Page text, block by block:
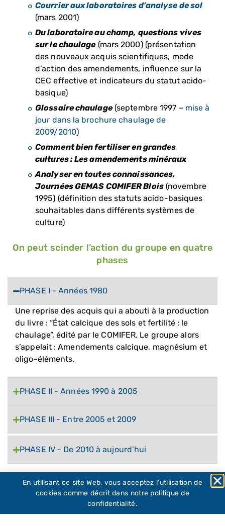
Courrier aux laboratoires d’analyse de sol
(mars 2001)
Du laboratoire au champ, questions vives
sur le chaulage(mars 2000) (présentation
des nouveaux acquis scientifiques, mode
d’action des amendements, influence sur la
CEC effective et indicateurs du statut acido-
basique)
Glossaire chaulage(septembre 1997 – mise à
jour dans la brochure chaulage de
2009/2010)
Comment bien fertiliser en grandes
cultures : Les amendements minéraux
Analyser en toutes connaissances,
Journées GEMAS COMIFER Blois(novembre
1995) (définition des statuts acido-basiques
souhaitables dans différents systèmes de
culture)
On peut scinder l’action du groupe en quatre
phases
PHASE I - Années 1980
Une reprise des acquis qui a abouti à la production
du livre : “État calcique des sols et fertilité : le
chaulage”, édité par le COMIFER. Le groupe alors
s’appelait : Amendements calcique, magnésium et
oligo-éléments.
PHASE II - Années 1990 à 2005
PHASE III - Entre 2005 et 2009
PHASE IV - De 2010 à aujourd’hui
En utilisant ce site Web, vous acceptez l'utilisation de
cookies comme décrit dans notre politique de
confidentialité.